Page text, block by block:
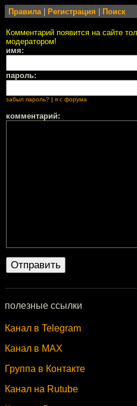
Правила| Регистрация Поиск
Комментарий появится на сайте
модератором!
имя:
пароль:
забыл пароль? | я с форума
комментарий:
полезные ссылки
Канал в Telegram
Канал в MAX
Группа в Контакте
Канал на Rutube